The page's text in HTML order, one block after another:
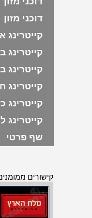
דוכני מזון
קייטרינג
קייטרינג
קייטרינג
קייטרינג
קייטרינג
קייטרינג
שף פרטי
קישורים